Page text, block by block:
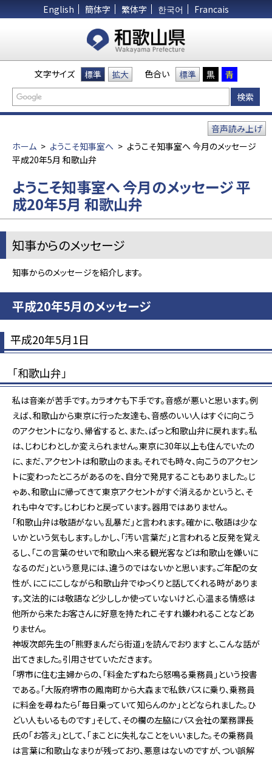
English 簡体字 繁体字 한국어 Francais
文字サイズ 標準 拡大 色合い 標準 黒 青
ホーム > ようこそ知事室へ > ようこそ知事室へ 今月のメッセージ
平成20年5月 和歌山弁
音声読み上げ
ようこそ知事室へ 今月のメッセージ 平
成20年5月 和歌山弁
知事からのメッセージ
知事からのメッセージを紹介します。
平成20年5月のメッセージ
平成20年5月1日
「和歌山弁」
私は音楽が苦手です。カラオケも下手です。音感が悪いと思います。例
えば、和歌山から東京に行った友達も、音感のいい人はすぐに向こう
のアクセントになり、帰省すると、また、ぱっと和歌山弁に戻れます。私
は、じわじわとしか変えられません。東京に30年以上も住んでいたの
に、まだ、アクセントは和歌山のまま。それでも時々、向こうのアクセン
トに変わったところがあるのを、自分で発見することもありました。じ
ゃあ、和歌山に帰ってきて東京アクセントがすぐ消えるかというと、そ
れも中々です。じわじわと戻っています。器用ではありません。
「和歌山弁は敬語がない。乱暴だ」と言われます。確かに、敬語は少な
いかという気もします。しかし、「汚い言葉だ」と言われると反発を覚え
るし、「この言葉のせいで和歌山へ来る観光客などは和歌山を嫌いに
なるのだ」という意見には、違うのではないかと思います。ご年配の女
性が、にこにこしながら和歌山弁でゆっくりと話してくれる時がありま
す。文法的には敬語など少ししか使っていないけど、心温まる情感は
他所から来たお客さんに好意を持たれこそすれ嫌われることなどあ
りません。
神坂次郎先生の「熊野まんだら街道」を読んでおりますと、こんな話が
出てきました。引用させていただきます。
「堺市に住む主婦からの、「料金たずねたら怒鳴る乗務員」という投書
である。「大阪府堺市の鳳南町から大森まで私鉄バスに乗り、乗務員
に料金を尋ねたら「毎日乗っていて知らんのか」とどなられました。ひ
どい人もいるものです」そして、その欄の左脇にバス会社の業務課長
氏の「お答え」として、「まことに失礼なことをいいました。その乗務員
は言葉に和歌山なまりが残っており、悪意はないのですが、つい誤解